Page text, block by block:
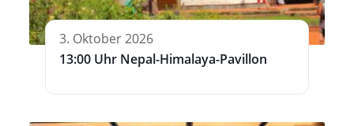
3. Oktober 2026
13:00 Uhr Nepal-Himalaya-Pavillon